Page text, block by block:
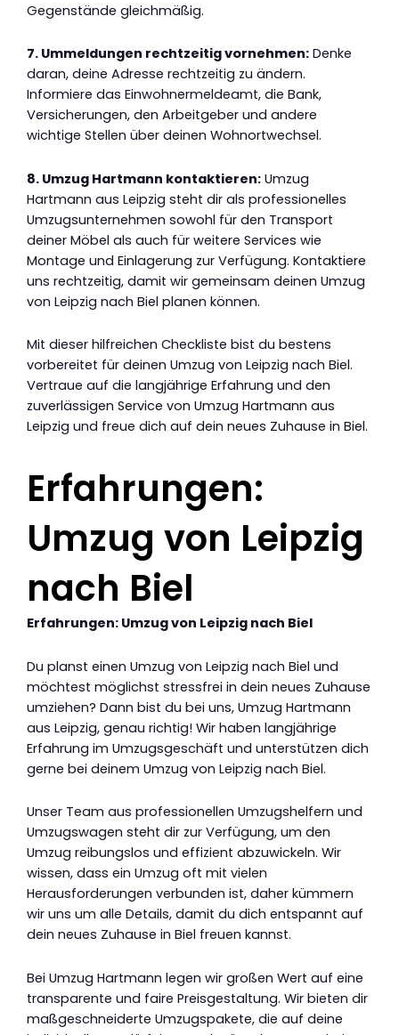
Gegenstände gleichmäßig.
7. Ummeldungen rechtzeitig vornehmen: Denke
daran, deine Adresse rechtzeitig zu ändern.
Informiere das Einwohnermeldeamt, die Bank,
Versicherungen, den Arbeitgeber und andere
wichtige Stellen über deinen Wohnortwechsel.
8. Umzug Hartmann kontaktieren: Umzug
Hartmann aus Leipzig steht dir als professionelles
Umzugsunternehmen sowohl für den Transport
deiner Möbel als auch für weitere Services wie
Montage und Einlagerung zur Verfügung. Kontaktiere
uns rechtzeitig, damit wir gemeinsam deinen Umzug
von Leipzig nach Biel planen können.
Mit dieser hilfreichen Checkliste bist du bestens
vorbereitet für deinen Umzug von Leipzig nach Biel.
Vertraue auf die langjährige Erfahrung und den
zuverlässigen Service von Umzug Hartmann aus
Leipzig und freue dich auf dein neues Zuhause in Biel.
Erfahrungen:
Umzug von Leipzig
nach Biel
Erfahrungen: Umzug von Leipzig nach Biel
Du planst einen Umzug von Leipzig nach Biel und
möchtest möglichst stressfrei in dein neues Zuhause
umziehen? Dann bist du bei uns, Umzug Hartmann
aus Leipzig, genau richtig! Wir haben langjährige
Erfahrung im Umzugsgeschäft und unterstützen dich
gerne bei deinem Umzug von Leipzig nach Biel.
Unser Team aus professionellen Umzugshelfern und
Umzugswagen steht dir zur Verfügung, um den
Umzug reibungslos und effizient abzuwickeln. Wir
wissen, dass ein Umzug oft mit vielen
Herausforderungen verbunden ist, daher kümmern
wir uns um alle Details, damit du dich entspannt auf
dein neues Zuhause in Biel freuen kannst.
Bei Umzug Hartmann legen wir großen Wert auf eine
transparente und faire Preisgestaltung. Wir bieten dir
maßgeschneiderte Umzugspakete, die auf deine